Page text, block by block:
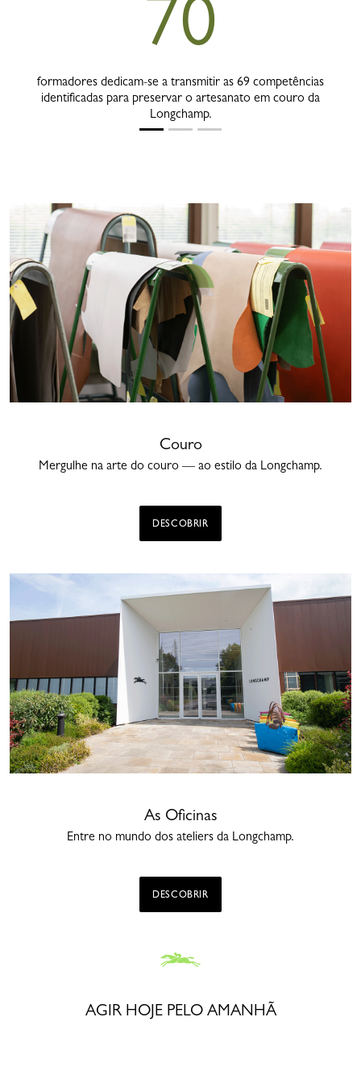
70
formadores dedicam-se a transmitir as 69 competências
identificadas para preservar o artesanato em couro da
Longchamp.
Couro
Mergulhe na arte do couro — ao estilo da Longchamp.
DESCOBRIR
As Oficinas
Entre no mundo dos ateliers da Longchamp.
DESCOBRIR
AGIR HOJE PELO AMANHÃ